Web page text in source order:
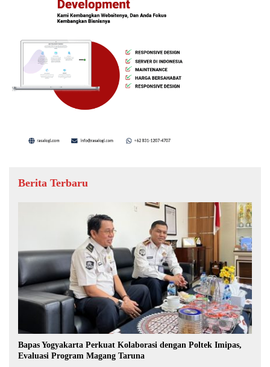
Berita Terbaru
Bapas Yogyakarta Perkuat Kolaborasi dengan Poltek Imipas,
Evaluasi Program Magang Taruna